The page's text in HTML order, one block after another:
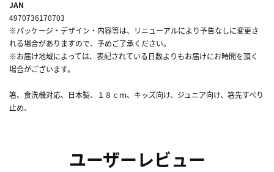
JAN
4970736170703
※パッケージ・デザイン・内容等は、リニューアルにより予告なしに変更さ
れる場合がありますので、予めご了承ください。
※お届け地域によっては、表記されている日数よりもお届けにお時間を頂く
場合がございます。
箸、食洗機対応、日本製、１８ｃｍ、キッズ向け、ジュニア向け、箸先すべり
止め、
ユーザーレビュー